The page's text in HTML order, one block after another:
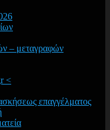
– μεταγραφών
<
επαγγέλματος